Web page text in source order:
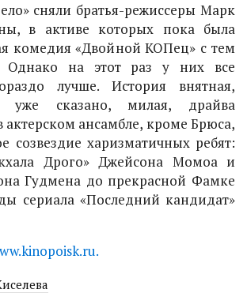
сняли братья-режиссеры Марк
в активе которых пока была
комедия «Двойной КОПец» с тем
Однако на этот раз у них все
лучше. История внятная,
уже сказано, милая, драйва
актерском ансамбле, кроме Брюса,
созвездие харизматичных ребят:
Дрого» Джейсона Момоа и
Гудмена до прекрасной Фамке
сериала «Последний кандидат»